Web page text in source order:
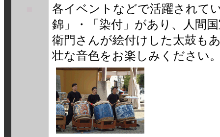
各イベントなどで活躍されて
錦」・「染付」があり、人間
衛門さんが絵付けした太鼓も
壮な音色をお楽しみください